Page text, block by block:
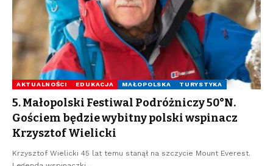
AKTUALNOŚCI EDUKACJA MAŁOPOLSKA TURYSTYKA
5. Małopolski Festiwal Podróżniczy 50°N.
Gościem będzie wybitny polski wspinacz
Krzysztof Wielicki
Krzysztof Wielicki 45 lat temu stanął na szczycie Mount Everest.